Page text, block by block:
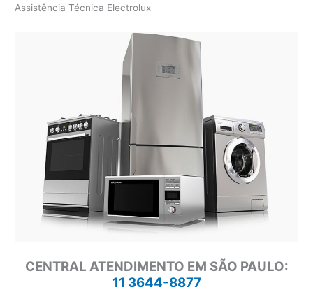
Assistência Técnica Electrolux
CENTRAL ATENDIMENTO EM SÃO PAULO:
11 3644-8877